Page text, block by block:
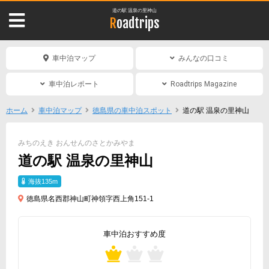
道の駅 温泉の里神山
Roadtrips
車中泊マップ みんなの口コミ
車中泊レポート Roadtrips Magazine
ホーム 車中泊マップ 徳島県の車中泊スポット 道の駅 温泉の里神山
みちのえき おんせんのさとかみやま
道の駅 温泉の里神山
海抜135m
徳島県名西郡神山町神領字西上角151-1
車中泊おすすめ度